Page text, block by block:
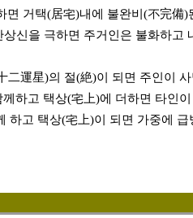
거택(居宅)내에 불완비(不完備)
신을 극하면 주거인은 불화하고
運星)의 절(絶)이 되면 주인이
하고 택상(宅上)에 더하면 타인
고 택상(宅上)이 되면 가중에 급